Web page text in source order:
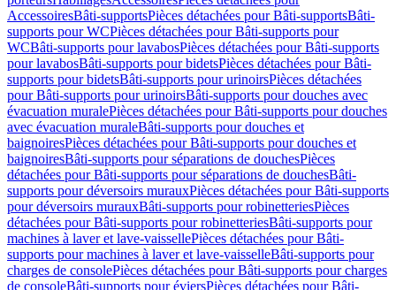
AccessoiresBâti-supportsPièces détachées pour Bâti-supportsBâti-
supports pour WCPièces détachées pour Bâti-supports pour
WCBâti-supports pour lavabosPièces détachées pour Bâti-supports
pour lavabosBâti-supports pour bidetsPièces détachées pour Bâti-
supports pour bidetsBâti-supports pour urinoirsPièces détachées
pour Bâti-supports pour urinoirsBâti-supports pour douches avec
évacuation muralePièces détachées pour Bâti-supports pour douches
avec évacuation muraleBâti-supports pour douches et
baignoiresPièces détachées pour Bâti-supports pour douches et
baignoiresBâti-supports pour séparations de douchesPièces
détachées pour Bâti-supports pour séparations de douchesBâti-
supports pour déversoirs murauxPièces détachées pour Bâti-supports
pour déversoirs murauxBâti-supports pour robinetteriesPièces
détachées pour Bâti-supports pour robinetteriesBâti-supports pour
machines à laver et lave-vaissellePièces détachées pour Bâti-
supports pour machines à laver et lave-vaisselleBâti-supports pour
charges de consolePièces détachées pour Bâti-supports pour charges
de consoleBâti-supports pour éviersPièces détachées pour Bâti-